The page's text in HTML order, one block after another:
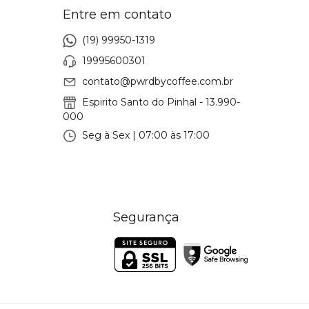
Entre em contato
(19) 99950-1319
19995600301
contato@pwrdbycoffee.com.br
Espirito Santo do Pinhal - 13.990-
000
Seg à Sex | 07:00 às 17:00
Segurança